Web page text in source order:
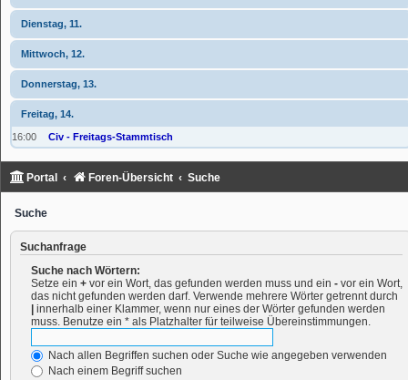
Dienstag, 11.
Mittwoch, 12.
Donnerstag, 13.
Freitag, 14.
16:00 Civ - Freitags-Stammtisch
Portal Foren-Übersicht Suche
Suche
Suchanfrage
Suche nach Wörtern:
Setze ein + vor ein Wort, das gefunden werden muss und ein - vor ein Wort,
das nicht gefunden werden darf. Verwende mehrere Wörter getrennt durch
| innerhalb einer Klammer, wenn nur eines der Wörter gefunden werden
muss. Benutze ein * als Platzhalter für teilweise Übereinstimmungen.
Nach allen Begriffen suchen oder Suche wie angegeben verwenden
Nach einem Begriff suchen